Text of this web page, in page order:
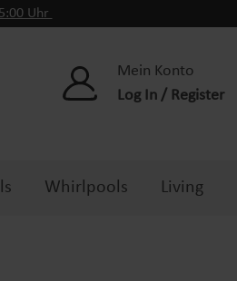
Uhr
Mein Konto
Log In / Register
Whirlpools Living